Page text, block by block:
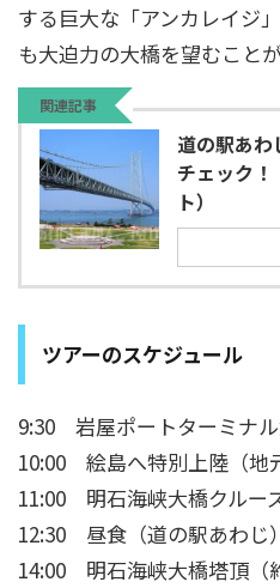
する巨大な「アンカレイジ
も大迫力の大橋を望むことが
関連記事
道の駅あわ
チェック！
ト）
ツアーのスケジュール
9:30 岩屋ポートターミナ
10:00 絵島へ特別上陸（地
11:00 明石海峡大橋クルー
12:30 昼食（道の駅あわじ
14:00 明石海峡大橋塔頂（